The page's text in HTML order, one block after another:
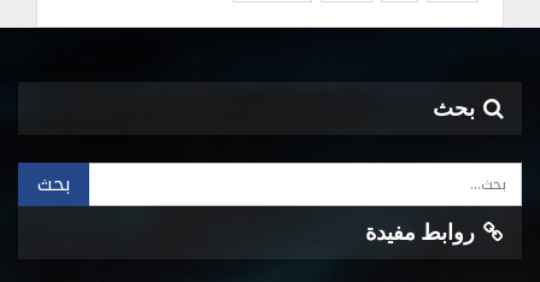
بحث
روابط مفيدة